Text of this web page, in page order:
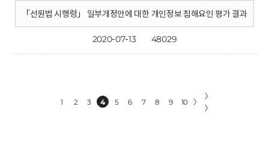
「선원법 시행령」 일부개정안에 대한 개인정보 침해요인 평가 결과
2020-07-13 48029
1 2 3 4 5 6 7 8 9 10 〉
〉
〉